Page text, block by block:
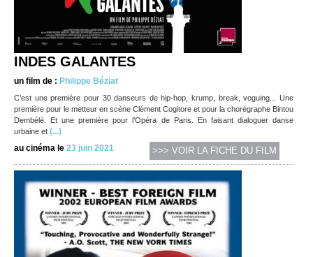
INDES GALANTES
un film de : Philippe Béziat
C’est une première pour 30 danseurs de hip-hop, krump, break, voguing... Une
première pour le metteur en scène Clément Cogitore et pour la chorégraphe Bintou
Dembélé. Et une première pour l’Opéra de Paris. En faisant dialoguer danse
urbaine et (...)
au cinéma le 23 juin 2021 >>> VOIR LA FICHE DU FILM